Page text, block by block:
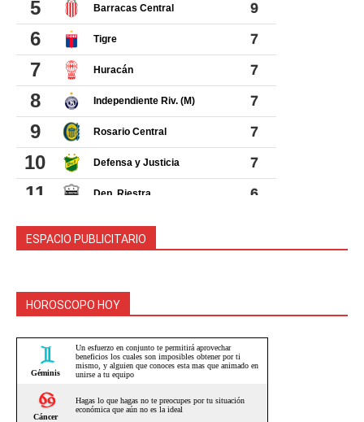
ESPACIO PUBLICITARIO
HOROSCOPO HOY